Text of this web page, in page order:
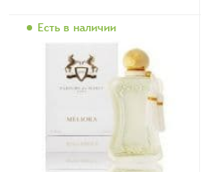
Есть в наличии